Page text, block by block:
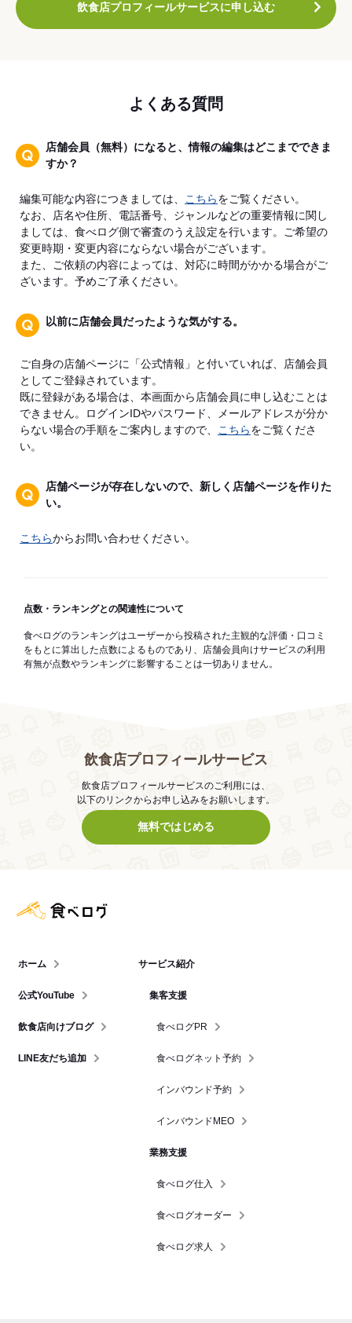
飲食店プロフィールサービスに申し込む
よくある質問
店舗会員（無料）になると、情報の編集はどこまでできま
すか？
編集可能な内容につきましては、 こちらをご覧ください。
なお、店名や住所、電話番号、ジャンルなどの重要情報に関し
ましては、食べログ側で審査のうえ設定を行います。ご希望の
変更時期・変更内容にならない場合がございます。
また、ご依頼の内容によっては、対応に時間がかかる場合がご
ざいます。予めご了承ください。
以前に店舗会員だったような気がする。
ご自身の店舗ページに「公式情報」と付いていれば、店舗会員
としてご登録されています。
既に登録がある場合は、本画面から店舗会員に申し込むことは
できません。ログインIDやパスワード、メールアドレスが分か
らない場合の手順をご案内しますので、
こちらをご覧くださ
い。
店舗ページが存在しないので、新しく店舗ページを作りた
い。
こちらからお問い合わせください。
点数・ランキングとの関連性について
食べログのランキングはユーザーから投稿された主観的な評価・口コミ
をもとに算出した点数によるものであり、店舗会員向けサービスの利用
有無が点数やランキングに影響することは一切ありません。
飲食店プロフィールサービス
飲食店プロフィールサービスのご利用には、
以下のリンクからお申し込みをお願いします。
無料ではじめる
ホーム
公式YouTube
飲食店向けブログ
LINE友だち追加
サービス紹介
集客支援
食べログPR
食べログネット予約
インバウンド予約
インバウンドMEO
業務支援
食べログ仕入
食べログオーダー
食べログ求人